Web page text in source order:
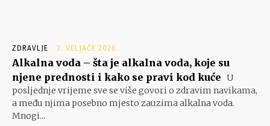
ZDRAVLJE 3. VELJAČE 2026.
Alkalna voda – šta je alkalna voda, koje su
njene prednosti i kako se pravi kod kuće U
posljednje vrijeme sve se više govori o zdravim navikama,
a među njima posebno mjesto zauzima alkalna voda.
Mnogi...